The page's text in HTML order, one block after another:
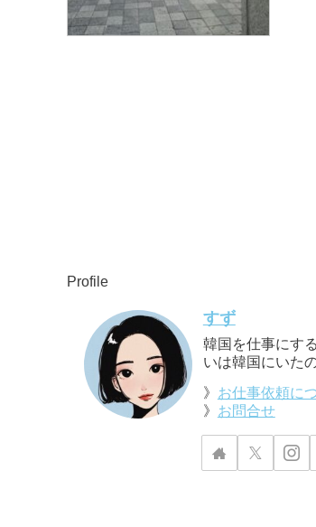
Profile
すず
韓国を仕事にす
いは韓国にいた
》 お仕事依頼に
》 お問合せ